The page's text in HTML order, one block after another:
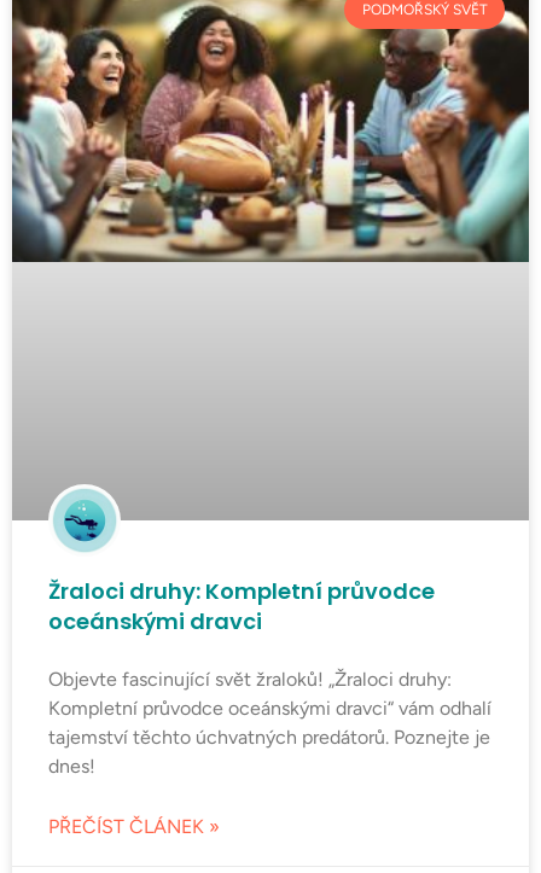
PODMOŘSKÝ SVĚT
Žraloci druhy: Kompletní průvodce
oceánskými dravci
Objevte fascinující svět žraloků! „Žraloci druhy:
Kompletní průvodce oceánskými dravci“ vám odhalí
tajemství těchto úchvatných predátorů. Poznejte je
dnes!
PŘEČÍST ČLÁNEK »